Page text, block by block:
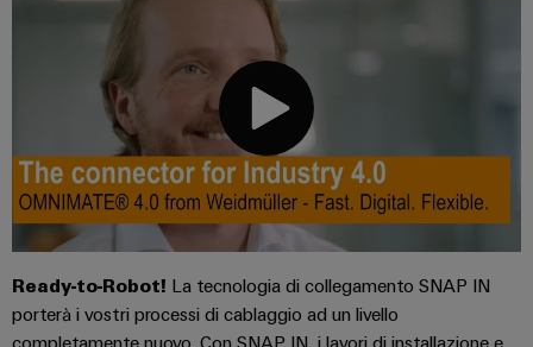
Ready-to-Robot! La tecnologia di collegamento SNAP IN
porterà i vostri processi di cablaggio ad un livello
completamente nuovo. Con SNAP IN, i lavori di installazione e